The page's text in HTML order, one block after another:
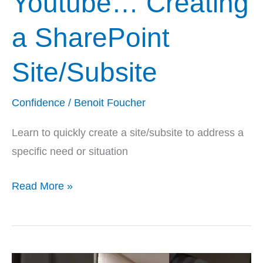
a SharePoint
Site/Subsite
Confidence / Benoit Foucher
Learn to quickly create a site/subsite to address a
specific need or situation
Read More »